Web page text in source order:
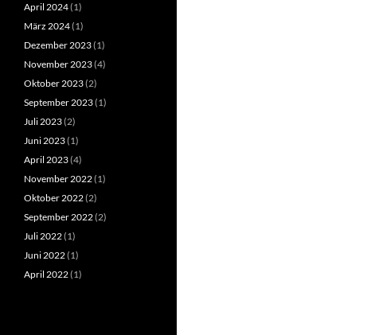
April 2024(1)
März 2024(1)
Dezember 2023(1)
November 2023(4)
Oktober 2023(2)
September 2023(1)
Juli 2023(2)
Juni 2023(1)
April 2023(4)
November 2022(1)
Oktober 2022(2)
September 2022(2)
Juli 2022(1)
Juni 2022(1)
April 2022(1)